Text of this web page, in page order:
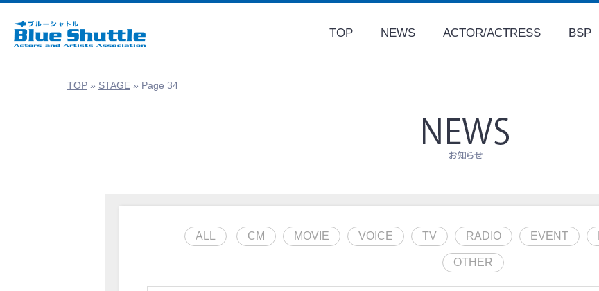
TOP NEWS ACTOR/ACTRESS BSP
TOP » STAGE » Page 34
ALL CM MOVIE VOICE TV RADIO EVENT
OTHER